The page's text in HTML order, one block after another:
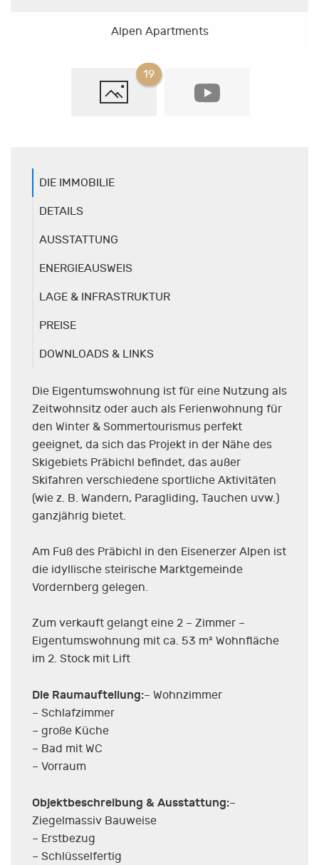
Alpen Apartments
19
DIE IMMOBILIE
DETAILS
AUSSTATTUNG
ENERGIEAUSWEIS
LAGE & INFRASTRUKTUR
PREISE
DOWNLOADS & LINKS
Die Eigentumswohnung ist für eine Nutzung als
Zeitwohnsitz oder auch als Ferienwohnung für
den Winter & Sommertourismus perfekt
geeignet, da sich das Projekt in der Nähe des
Skigebiets Präbichl befindet, das außer
Skifahren verschiedene sportliche Aktivitäten
(wie z. B. Wandern, Paragliding, Tauchen uvw.)
ganzjährig bietet.
Am Fuß des Präbichl in den Eisenerzer Alpen ist
die idyllische steirische Marktgemeinde
Vordernberg gelegen.
Zum verkauft gelangt eine 2 – Zimmer –
Eigentumswohnung mit ca. 53 m² Wohnfläche
im 2. Stock mit Lift
Die Raumaufteilung:– Wohnzimmer
– Schlafzimmer
– große Küche
– Bad mit WC
– Vorraum
Objektbeschreibung & Ausstattung:–
Ziegelmassiv Bauweise
– Erstbezug
– Schlüsselfertig